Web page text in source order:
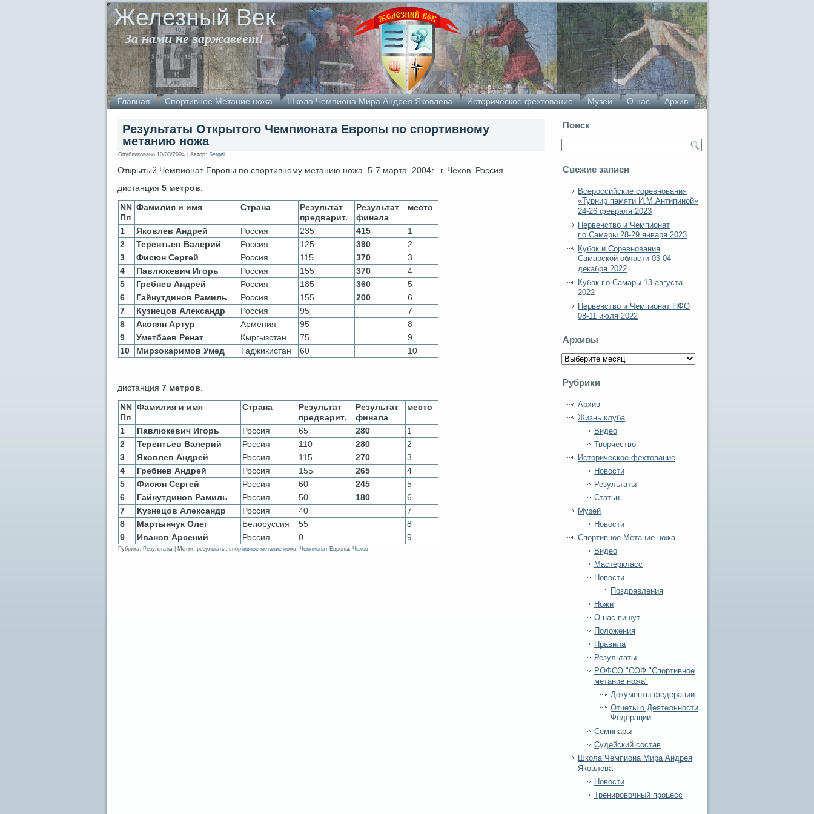
Железный Век
За нами не заржавеет!
Главная Спортивное Метание ножа Школа Чемпиона Мира Андрея Яковлева Историческое фехтование Музей О нас Архив
Результаты Открытого Чемпионата Европы по спортивному
метанию ножа
Опубликовано 10/03/2004 Автор: Sergei
Открытый Чемпионат Европы по спортивному метанию ножа. 5-7 марта. 2004г., г. Чехов. Россия.
дистанция 5 метров
NN
Пп
Фамилия и имя Страна
Результат
предварит.
Результат
финала
место
1 Яковлев Андрей Россия 235 415
1
2
Терентьев Валерий Россия 125 390
2
3
Фисюн Сергей Россия 115 370
3
4
Павлюкевич Игорь Россия 155 370
4
5
Гребнев Андрей Россия 185 360
5
6
Гайнутдинов Рамиль Россия 155 200
6
7
Кузнецов Александр Россия 95
7
8
Акопян Артур Армения 95
8
9
Уметбаев Ренат Кыргызстан 75
9
10
Мирзокаримов Умед Таджикистан 60 10
дистанция 7 метров
NN
Пп
Фамилия и имя Страна
Результат
предварит.
Результат
финала
место
1 Павлюкевич Игорь Россия 65 280
1
2
Терентьев Валерий Россия 110 280
2
3
Яковлев Андрей Россия 115 270
3
4
Гребнев Андрей Россия 155 265
4
5
Фисюн Сергей Россия 60 245
5
6
Гайнутдинов Рамиль Россия 50 180
6
7
Кузнецов Александр Россия 40
7
8
Мартынчук Олег Белоруссия 55
8
9
Иванов Арсений Россия 0 9
Рубрика: Результаты Метки: результаты, спортивное метание ножа, Чемпионат Европы, Чехов
Поиск
Свежие записи
Всероссийские соревнования
«Турнир памяти И.М.Антипиной»
24-26 февраля 2023
Первенство и Чемпионат
г.о.Самары 28-29 января 2023
Кубок и Соревнования
Самарской области 03-04
декабря 2022
Кубок г.о.Самары 13 августа
2022
Первенство и Чемпионат ПФО
08-11 июля 2022
Архивы
Архивы
Рубрики
Архив
Жизнь клуба
Видео
Творчество
Историческое фехтование
Новости
Результаты
Статьи
Музей
Новости
Спортивное Метание ножа
Видео
Мастеркласс
Новости
Поздравления
Ножи
О нас пишут
Положения
Правила
Результаты
РОФСО "СОФ "Спортивное
метание ножа"
Документы федерации
Отчеты о Деятельности
Федерации
Семинары
Судейский состав
Школа Чемпиона Мира Андрея
Яковлева
Новости
Тренировочный процесс